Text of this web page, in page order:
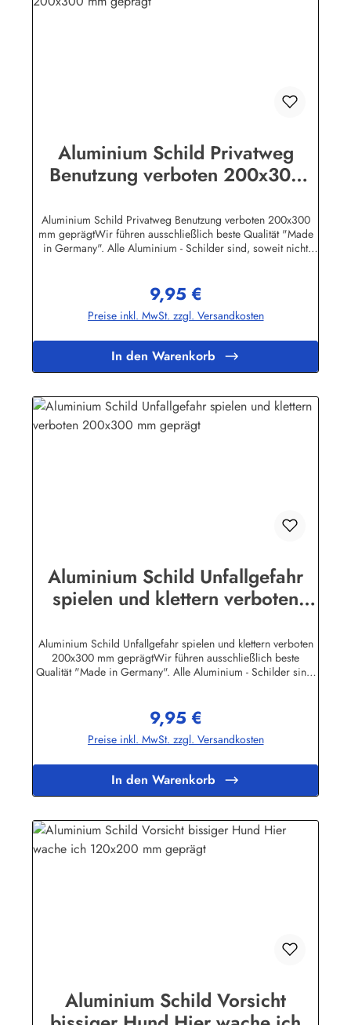
Aluminium Schild Privatweg
Benutzung verboten 200x300
Aluminium Schild Privatweg Benutzung verboten 200x300
mm geprägtWir führen ausschließlich beste Qualität "Made
in Germany". Alle Aluminium - Schilder sind, soweit nicht
Aussenbereich geeignet.Herstellerinformationen:Heinrich
Klar Schilder- und Etikettenfabrik GmbH & Co. KGNeuer Weg
12 – 1642111 Wuppertalinfo@schilder-klar.de
Regulärer Preis:
9,95 €
Preise inkl. MwSt. zzgl. Versandkosten
In den Warenkorb
Aluminium Schild Unfallgefahr
spielen und klettern verboten
Aluminium Schild Unfallgefahr spielen und klettern verboten
200x300 mm geprägtWir führen ausschließlich beste
Qualität "Made in Germany". Alle Aluminium - Schilder sind,
Produktabbildungen sind feine, weisse waagerechte Linien zu
erkennen. Es handelt sich dabei nur um ein technisches
Problem bei den Bild-Dateien. Auf den Schildern selbst sind
vorhanden!Herstellerinformationen:Heinrich Klar Schilder-
und Etikettenfabrik GmbH & Co. KGNeuer Weg 12 –
1642111 Wuppertalinfo@schilder-klar.de
Regulärer Preis:
9,95 €
Preise inkl. MwSt. zzgl. Versandkosten
In den Warenkorb
Aluminium Schild Vorsicht